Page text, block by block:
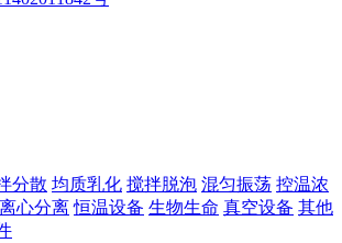
分散 均质乳化 搅拌脱泡 混匀振荡 控温浓
离心分离 恒温设备 生物生命 真空设备 其他